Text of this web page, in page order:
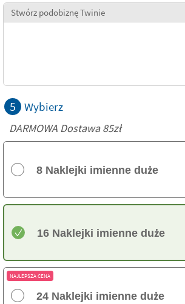
Stwórz podobiznę Twinie
5 Wybierz
DARMOWA Dostawa 85zł
8 Naklejki imienne duże
16 Naklejki imienne duże
NAJLEPSZA CENA
24 Naklejki imienne duże